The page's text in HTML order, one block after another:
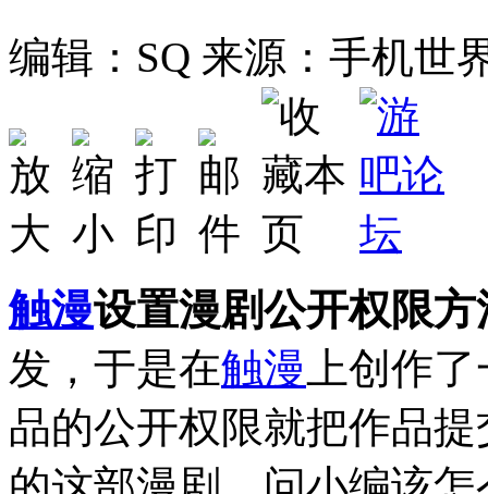
编辑：SQ 来源：手机世
触漫设置漫剧公开权限方
发，于是在触漫 上创作
品的公开权限就把作品